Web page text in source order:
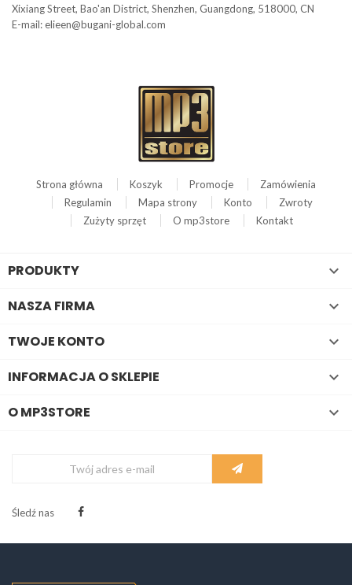
Xixiang Street, Bao'an District, Shenzhen, Guangdong, 518000, CN
E-mail: elieen@bugani-global.com
Strona główna Koszyk Promocje
Zamówienia
Regulamin
Mapa strony Konto
Zwroty
Zużyty sprzęt
O mp3store Kontakt
PRODUKTY 
NASZA FIRMA 
TWOJE KONTO 
INFORMACJA O SKLEPIE 
O MP3STORE 
Śledź nas